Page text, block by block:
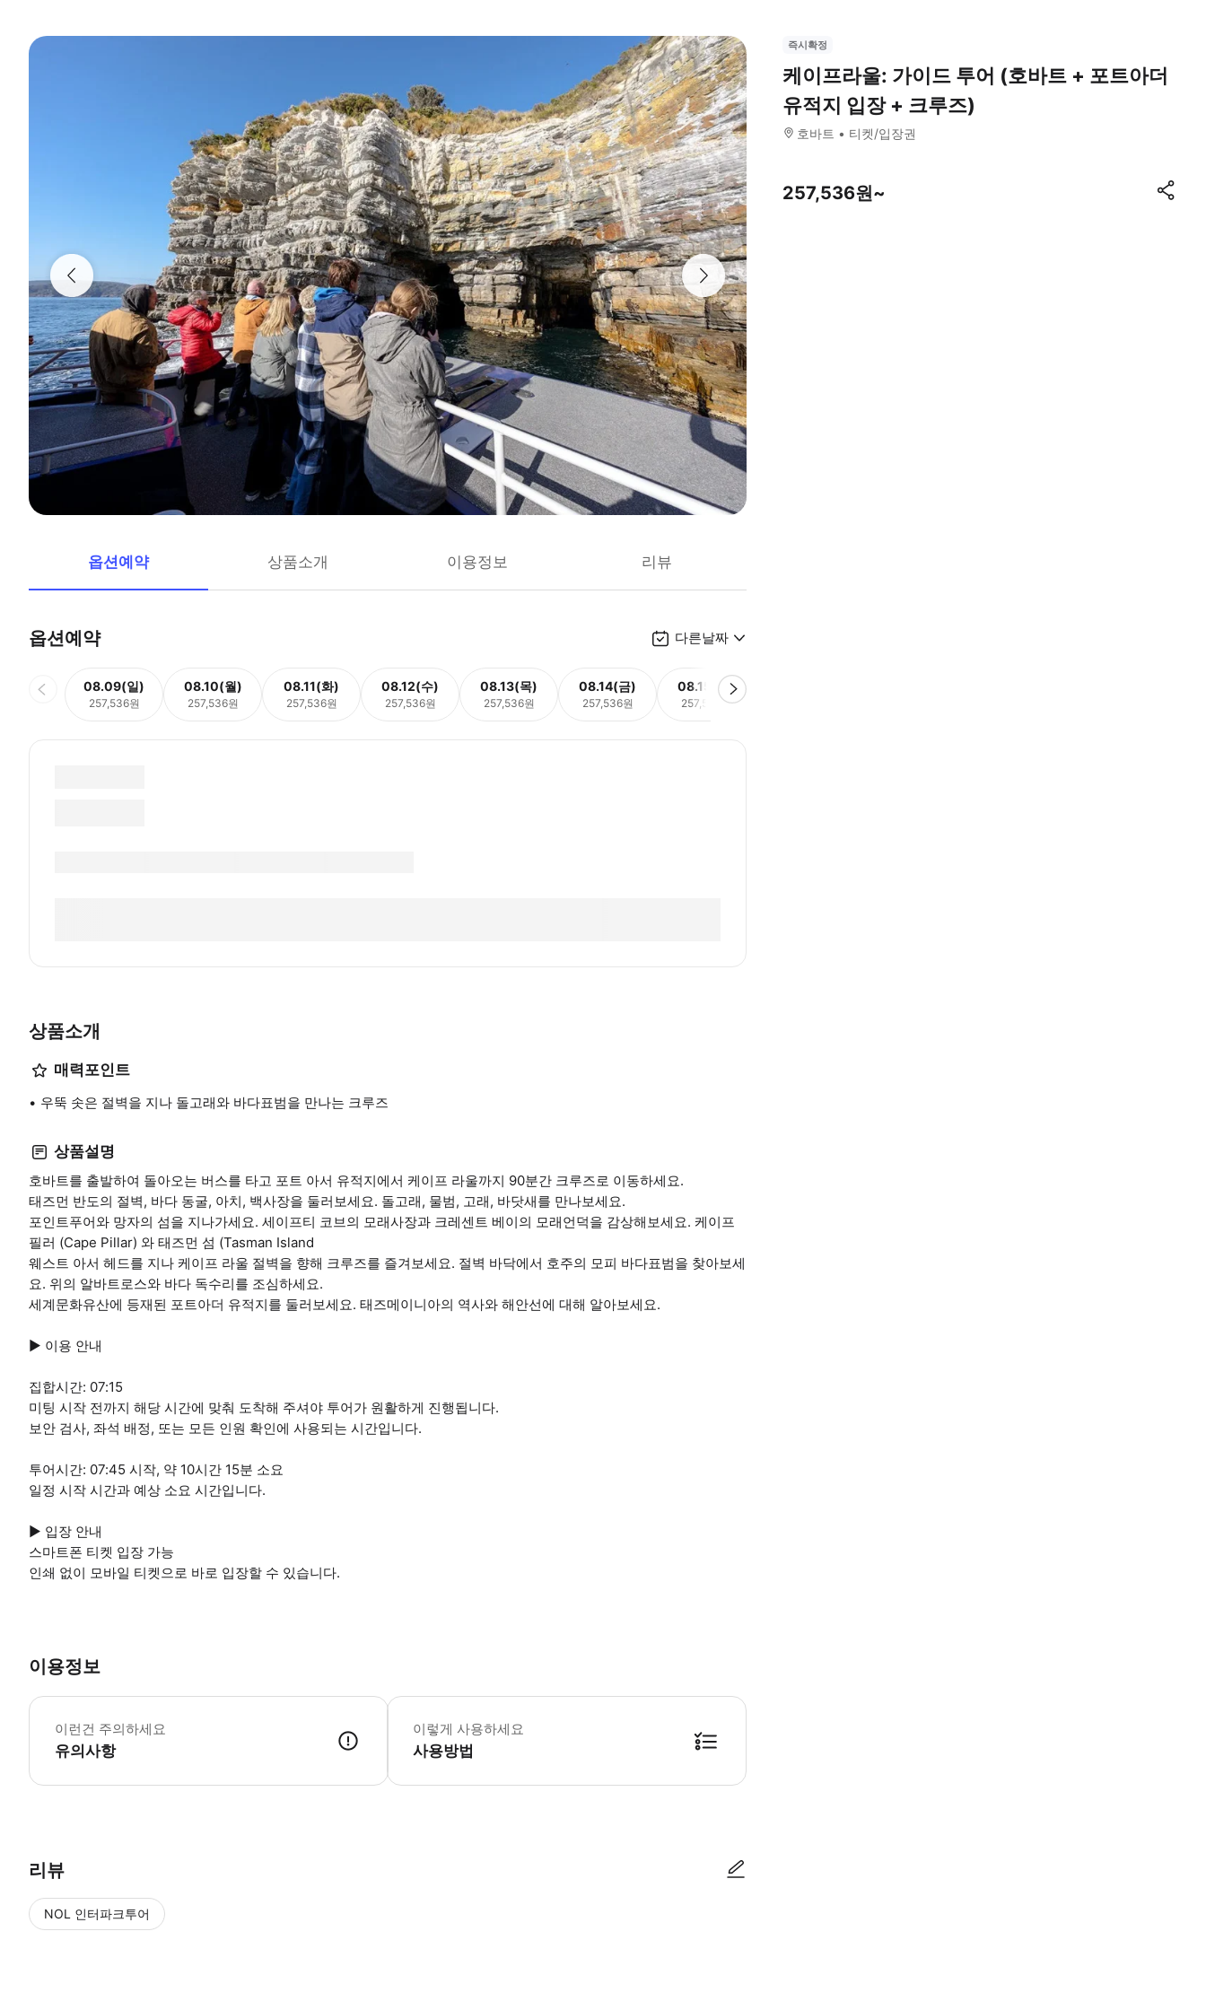
옵션예약 상품소개 이용정보 리뷰
옵션예약 다른날짜
08.09(일)
257,536원
08.10(월)
257,536원
08.11(화)
257,536원
08.12(수)
257,536원
08.13(목)
257,536원
08.14(금)
257,536원
08.15(토)
257,536원
상품소개
매력포인트
우뚝 솟은 절벽을 지나 돌고래와 바다표범을 만나는 크루즈
상품설명
호바트를 출발하여 돌아오는 버스를 타고 포트 아서 유적지에서 케이프 라울까지 90분간 크루즈로 이동하세요.
태즈먼 반도의 절벽, 바다 동굴, 아치, 백사장을 둘러보세요. 돌고래, 물범, 고래, 바닷새를 만나보세요.
포인트푸어와 망자의 섬을 지나가세요. 세이프티 코브의 모래사장과 크레센트 베이의 모래언덕을 감상해보세요. 케이프
필러 (Cape Pillar) 와 태즈먼 섬 (Tasman Island
웨스트 아서 헤드를 지나 케이프 라울 절벽을 향해 크루즈를 즐겨보세요. 절벽 바닥에서 호주의 모피 바다표범을 찾아보세
요. 위의 알바트로스와 바다 독수리를 조심하세요.
세계문화유산에 등재된 포트아더 유적지를 둘러보세요. 태즈메이니아의 역사와 해안선에 대해 알아보세요.
▶ 이용 안내
집합시간: 07:15
미팅 시작 전까지 해당 시간에 맞춰 도착해 주셔야 투어가 원활하게 진행됩니다.
보안 검사, 좌석 배정, 또는 모든 인원 확인에 사용되는 시간입니다.
투어시간: 07:45 시작, 약 10시간 15분 소요
일정 시작 시간과 예상 소요 시간입니다.
▶ 입장 안내
스마트폰 티켓 입장 가능
인쇄 없이 모바일 티켓으로 바로 입장할 수 있습니다.
이용정보
이런건 주의하세요
유의사항
▶ 꼭 알아두세요 * 날씨에 맞는 옷을 착용해주세요 * 배멀미가 심한 분들은 멀미약을 복용하는 것이 좋습니다.
이렇게 사용하세요
사용방법
리뷰
NOL 인터파크투어
즉시확정
케이프라울: 가이드 투어 (호바트 + 포트아더
유적지 입장 + 크루즈)
호바트 티켓/입장권
257,536원~